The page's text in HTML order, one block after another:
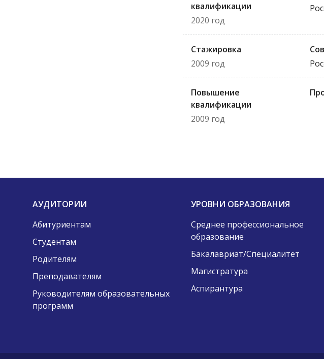
квалификации
2020 год
Стажировка
2009 год
Повышение
квалификации
2009 год
АУДИТОРИИ
Абитуриентам
Студентам
Родителям
Преподавателям
Руководителям образовательных
программ
УРОВНИ ОБРАЗОВАНИЯ
Среднее профессиональное
образование
Бакалавриат/Специалитет
Магистратура
Аспирантура